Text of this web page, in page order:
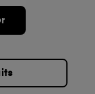
à votre
sur le site
et mot de